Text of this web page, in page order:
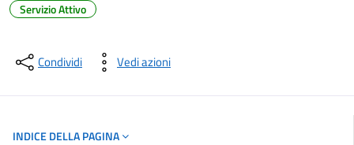
Servizio Attivo
Condividi Vedi azioni
INDICE DELLA PAGINA